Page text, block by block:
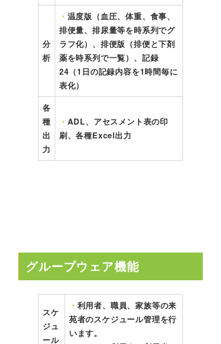
分
析
・ 温度版（血圧、体重、食事、
排便量、排尿量等を時系列でグ
ラフ化）、排便版（排便と下剤
薬を時系列で一覧）、記録
24（1日の記録内容を1時間毎に
表化）
各
種
出
力
・ ADL、アセスメント表の印
刷、各種Excel出力
グループウェア機能
スケ
ジュ
ール
・ 利用者、職員、家族等の来
苑者のスケジュール管理を行
います。